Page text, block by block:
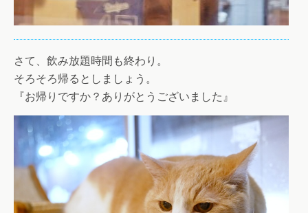
さて、飲み放題時間も終わり。
そろそろ帰るとしましょう。
『お帰りですか？ありがとうございました』